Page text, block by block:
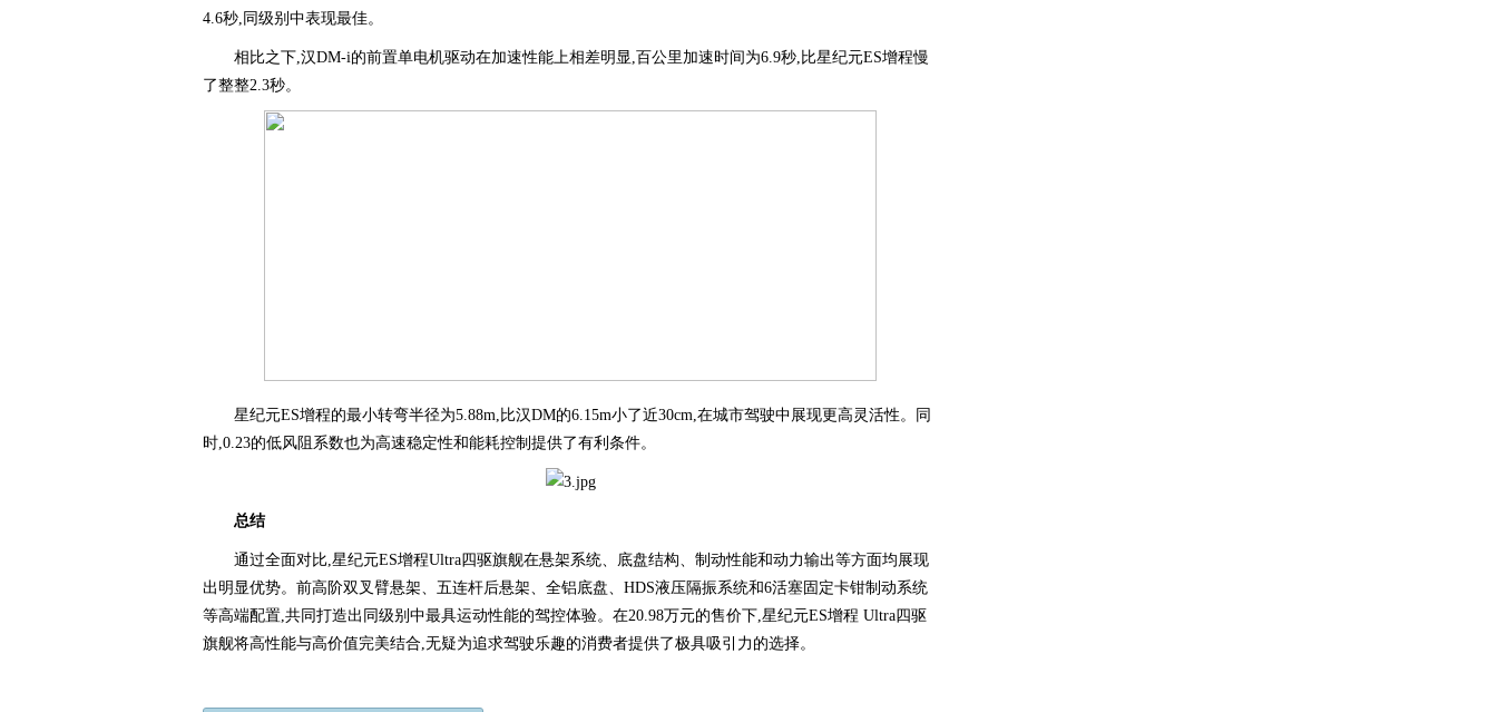
4.6秒,同级别中表现最佳。
相比之下,汉DM-i的前置单电机驱动在加速性能上相差明显,百公里加速时间为6.9秒,比星纪元ES增程慢
了整整2.3秒。
星纪元ES增程的最小转弯半径为5.88m,比汉DM的6.15m小了近30cm,在城市驾驶中展现更高灵活性。同
时,0.23的低风阻系数也为高速稳定性和能耗控制提供了有利条件。
总结
通过全面对比,星纪元ES增程Ultra四驱旗舰在悬架系统、底盘结构、制动性能和动力输出等方面均展现
出明显优势。前高阶双叉臂悬架、五连杆后悬架、全铝底盘、HDS液压隔振系统和6活塞固定卡钳制动系统
等高端配置,共同打造出同级别中最具运动性能的驾控体验。在20.98万元的售价下,星纪元ES增程 Ultra四驱
旗舰将高性能与高价值完美结合,无疑为追求驾驶乐趣的消费者提供了极具吸引力的选择。